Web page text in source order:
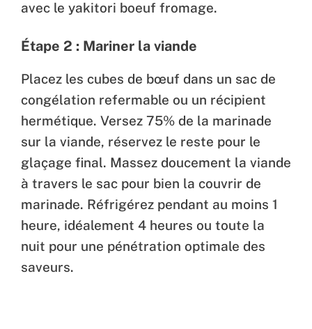
avec le yakitori boeuf fromage.
Étape 2 : Mariner la viande
Placez les cubes de bœuf dans un sac de
congélation refermable ou un récipient
hermétique. Versez 75% de la marinade
sur la viande, réservez le reste pour le
glaçage final. Massez doucement la viande
à travers le sac pour bien la couvrir de
marinade. Réfrigérez pendant au moins 1
heure, idéalement 4 heures ou toute la
nuit pour une pénétration optimale des
saveurs.